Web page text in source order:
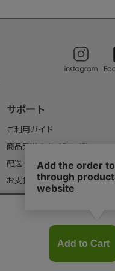
サポート
ご利用ガイド
商品発送のタイミングについて
配送・送料について
お支払いについて
返品・交換について